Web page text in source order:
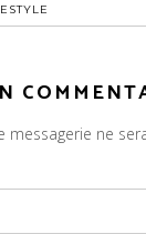
messagerie ne